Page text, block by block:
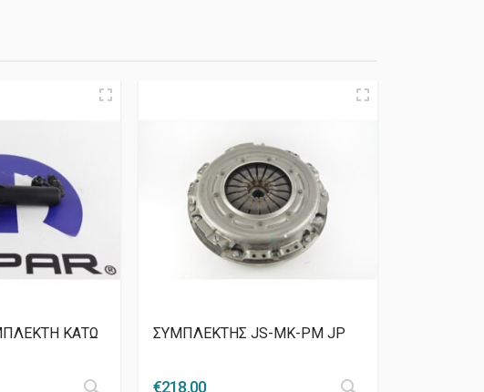
ΚΑΤΩ
ΣΥΜΠΛΕΚΤΗΣ JS-ΜΚ-PM JP
€218.00